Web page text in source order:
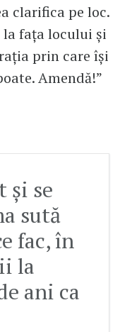
clarifica pe loc.
fața locului și
prin care îşi
Amendă!”
și se
sută
fac, în
la
ani ca